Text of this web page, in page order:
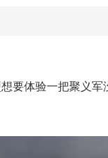
要体验一把聚义